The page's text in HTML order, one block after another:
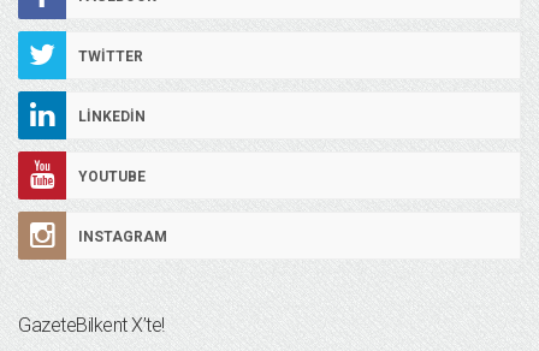
TWITTER
LINKEDIN
YOUTUBE
INSTAGRAM
GazeteBilkent X’te!